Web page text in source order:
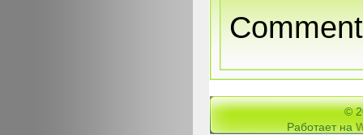
©
Работает на